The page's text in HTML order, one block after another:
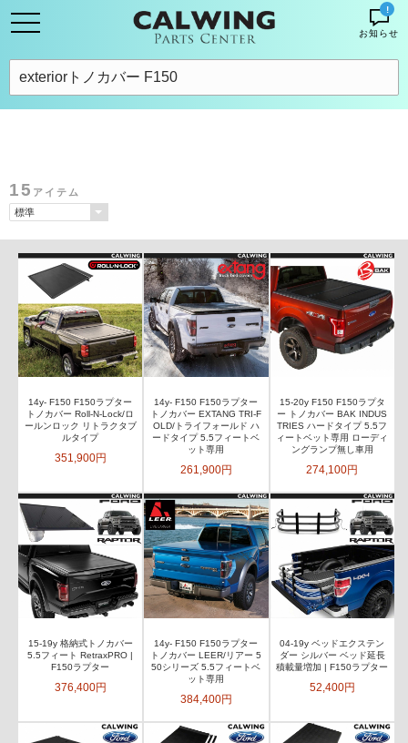
!
お知らせ
15 アイテム
14y- F150 F150ラプター
トノカバー Roll-N-Lock/ロ
ールンロック リトラクタブ
ルタイプ
351,900円
14y- F150 F150ラプター
トノカバー EXTANG TRI-F
OLD/トライフォールド ハ
ードタイプ 5.5フィートベ
ット専用
261,900円
15-20y F150 F150ラプタ
ー トノカバー BAK INDUS
TRIES ハードタイプ 5.5フ
ィートベット専用 ローディ
ングランプ無し車用
274,100円
15-19y 格納式トノカバー
5.5フィート RetraxPRO |
F150ラプター
376,400円
14y- F150 F150ラプター
トノカバー LEER/リアー 5
50シリーズ 5.5フィートベ
ット専用
384,400円
04-19y ベッドエクステン
ダー シルバー ベッド延長
積載量増加 | F150ラプター
52,400円